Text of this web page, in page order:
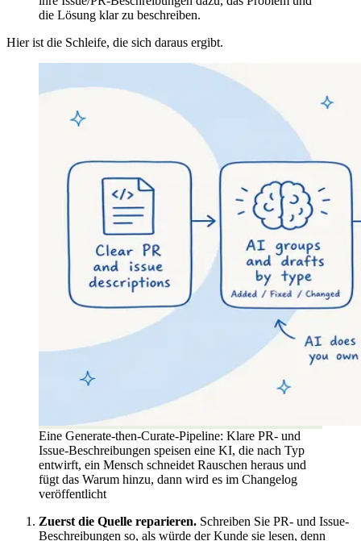
die Lösung klar zu beschreiben.
Hier ist die Schleife, die sich daraus ergibt.
Eine Generate-then-Curate-Pipeline: Klare PR- und
Issue-Beschreibungen speisen eine KI, die nach Typ
entwirft, ein Mensch schneidet Rauschen heraus und
fügt das Warum hinzu, dann wird es im Changelog
veröffentlicht
Zuerst die Quelle reparieren. Schreiben Sie PR- und Issue-
Beschreibungen so, als würde der Kunde sie lesen, denn